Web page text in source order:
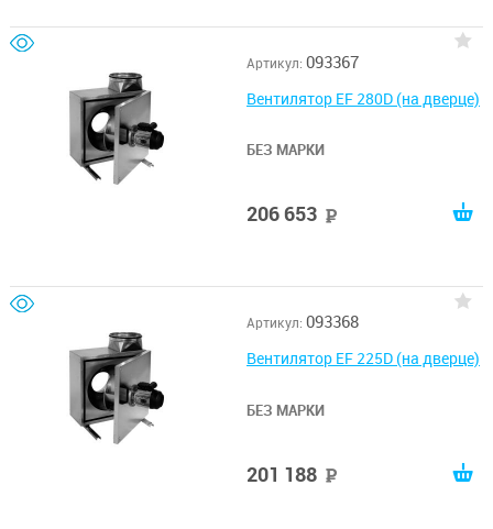
Артикул: 093367
Вентилятор EF 280D (на дверце)
БЕЗ МАРКИ
206 653
Артикул: 093368
Вентилятор EF 225D (на дверце)
БЕЗ МАРКИ
201 188